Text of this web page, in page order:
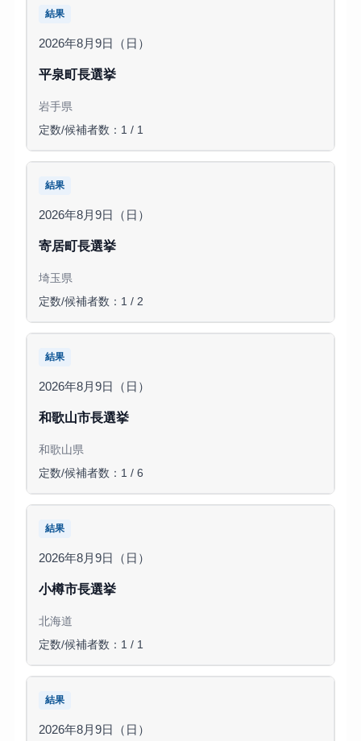
結果
2026年8月9日（日）
平泉町長選挙
岩手県
定数/候補者数：1 / 1
結果
2026年8月9日（日）
寄居町長選挙
埼玉県
定数/候補者数：1 / 2
結果
2026年8月9日（日）
和歌山市長選挙
和歌山県
定数/候補者数：1 / 6
結果
2026年8月9日（日）
小樽市長選挙
北海道
定数/候補者数：1 / 1
結果
2026年8月9日（日）